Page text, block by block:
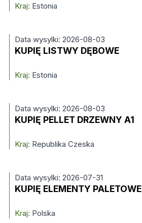
Kraj: Estonia
Data wysylki: 2026-08-03
KUPIĘ LISTWY DĘBOWE
Kraj: Estonia
Data wysylki: 2026-08-03
KUPIĘ PELLET DRZEWNY A1
Kraj: Republika Czeska
Data wysylki: 2026-07-31
KUPIĘ ELEMENTY PALETOWE
Kraj: Polska